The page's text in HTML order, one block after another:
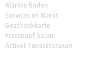
Märkte finden
Services im Markt
Geschenkkarte
Fressnapf Salon
Activet Tierarztpraxen